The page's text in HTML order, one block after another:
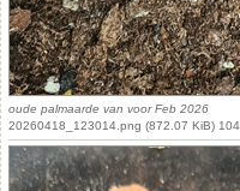
oude palmaarde van voor Feb 2026
20260418_123014.png (872.07 KiB)